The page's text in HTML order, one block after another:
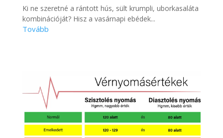
Ki ne szeretné a rántott hús, sült krumpli, uborkasaláta
kombinációját? Hisz a vasárnapi ebédek...